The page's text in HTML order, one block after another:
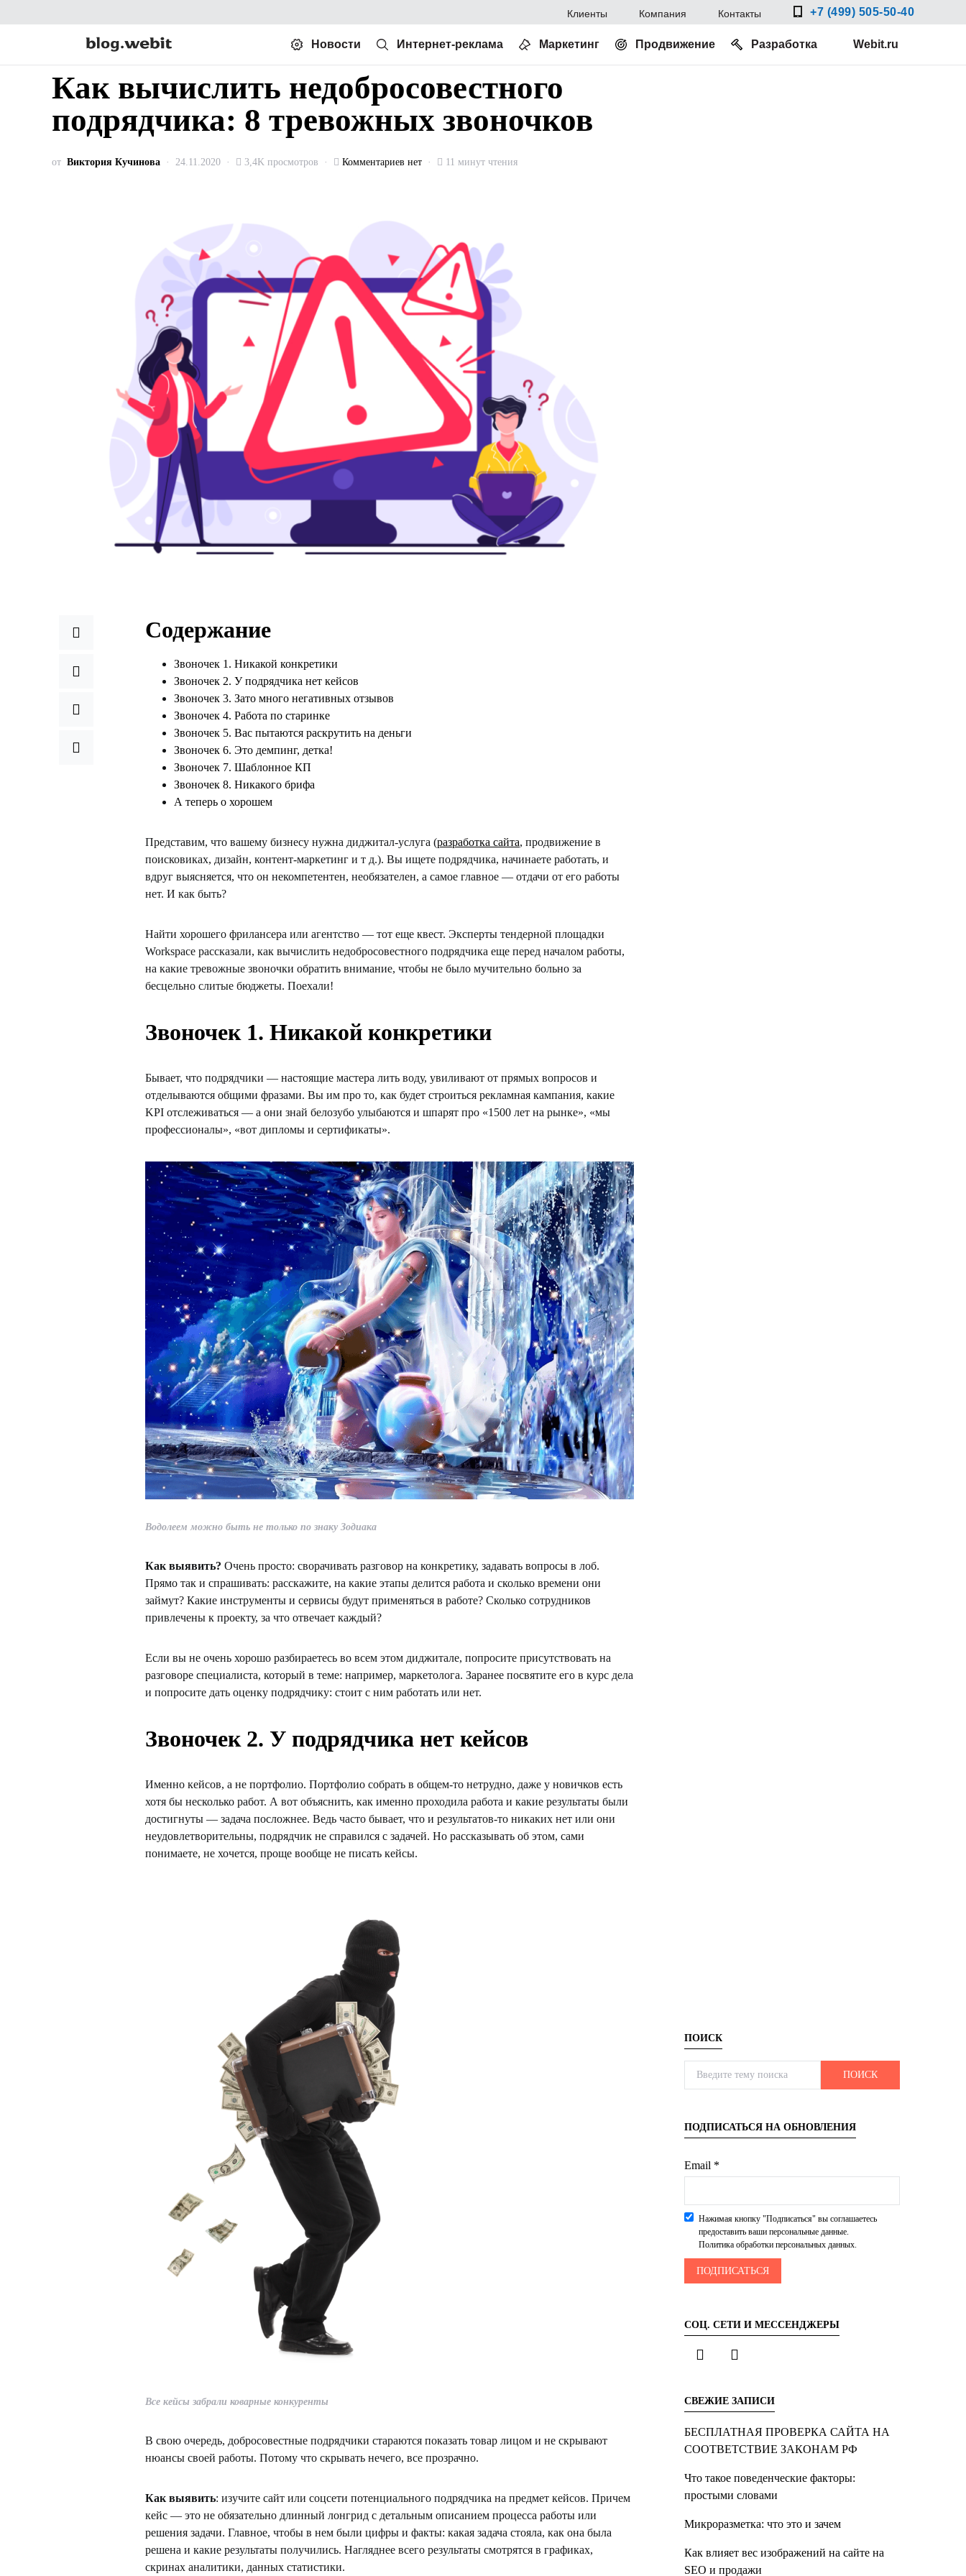
Клиенты Компания Контакты +7 (499) 505-50-40
Новости Интернет-реклама Маркетинг Продвижение Разработка Webit.ru
Как вычислить недобросовестного
подрядчика: 8 тревожных звоночков
от Виктория Кучинова 24.11.2020 3,4K просмотров Комментариев нет 11 минут чтения
Содержание
Звоночек 1. Никакой конкретики
Звоночек 2. У подрядчика нет кейсов
Звоночек 3. Зато много негативных отзывов
Звоночек 4. Работа по старинке
Звоночек 5. Вас пытаются раскрутить на деньги
Звоночек 6. Это демпинг, детка!
Звоночек 7. Шаблонное КП
Звоночек 8. Никакого брифа
А теперь о хорошем
Представим, что вашему бизнесу нужна диджитал-услуга (разработка сайта, продвижение в
поисковиках, дизайн, контент-маркетинг и т д.). Вы ищете подрядчика, начинаете работать, и
вдруг выясняется, что он некомпетентен, необязателен, а самое главное — отдачи от его работы
нет. И как быть?
Найти хорошего фрилансера или агентство — тот еще квест. Эксперты тендерной площадки
Workspaсe рассказали, как вычислить недобросовестного подрядчика еще перед началом работы,
на какие тревожные звоночки обратить внимание, чтобы не было мучительно больно за
бесцельно слитые бюджеты. Поехали!
Звоночек 1. Никакой конкретики
Бывает, что подрядчики — настоящие мастера лить воду, увиливают от прямых вопросов и
отделываются общими фразами. Вы им про то, как будет строиться рекламная кампания, какие
KPI отслеживаться — а они знай белозубо улыбаются и шпарят про «1500 лет на рынке», «мы
профессионалы», «вот дипломы и сертификаты».
Водолеем можно быть не только по знаку Зодиака
Как выявить? Очень просто: сворачивать разговор на конкретику, задавать вопросы в лоб.
Прямо так и спрашивать: расскажите, на какие этапы делится работа и сколько времени они
займут? Какие инструменты и сервисы будут применяться в работе? Сколько сотрудников
привлечены к проекту, за что отвечает каждый?
Если вы не очень хорошо разбираетесь во всем этом диджитале, попросите присутствовать на
разговоре специалиста, который в теме: например, маркетолога. Заранее посвятите его в курс дела
и попросите дать оценку подрядчику: стоит с ним работать или нет.
Звоночек 2. У подрядчика нет кейсов
Именно кейсов, а не портфолио. Портфолио собрать в общем-то нетрудно, даже у новичков есть
хотя бы несколько работ. А вот объяснить, как именно проходила работа и какие результаты были
достигнуты — задача посложнее. Ведь часто бывает, что и результатов-то никаких нет или они
неудовлетворительны, подрядчик не справился с задачей. Но рассказывать об этом, сами
понимаете, не хочется, проще вообще не писать кейсы.
Все кейсы забрали коварные конкуренты
В свою очередь, добросовестные подрядчики стараются показать товар лицом и не скрывают
нюансы своей работы. Потому что скрывать нечего, все прозрачно.
Как выявить: изучите сайт или соцсети потенциального подрядчика на предмет кейсов. Причем
кейс — это не обязательно длинный лонгрид с детальным описанием процесса работы или
решения задачи. Главное, чтобы в нем были цифры и факты: какая задача стояла, как она была
решена и какие результаты получились. Нагляднее всего результаты смотрятся в графиках,
скринах аналитики, данных статистики.
ПОИСК
Search for:
ПОИСК
ПОДПИСАТЬСЯ НА ОБНОВЛЕНИЯ
Email *
Нажимая кнопку "Подписаться" вы соглашаетесь
предоставить ваши персональные данные.
Политика обработки персональных данных.
СОЦ. СЕТИ И МЕССЕНДЖЕРЫ
СВЕЖИЕ ЗАПИСИ
БЕСПЛАТНАЯ ПРОВЕРКА САЙТА НА
СООТВЕТСТВИЕ ЗАКОНАМ РФ
Что такое поведенческие факторы:
простыми словами
Микроразметка: что это и зачем
Как влияет вес изображений на сайте на
SEO и продажи